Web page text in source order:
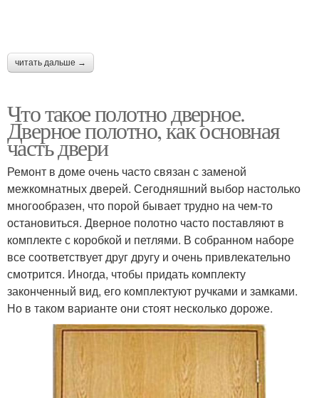
читать дальше →
Что такое полотно дверное.
Дверное полотно, как основная
часть двери
Ремонт в доме очень часто связан с заменой
межкомнатных дверей. Сегодняшний выбор настолько
многообразен, что порой бывает трудно на чем-то
остановиться. Дверное полотно часто поставляют в
комплекте с коробкой и петлями. В собранном наборе
все соответствует друг другу и очень привлекательно
смотрится. Иногда, чтобы придать комплекту
законченный вид, его комплектуют ручками и замками.
Но в таком варианте они стоят несколько дороже.